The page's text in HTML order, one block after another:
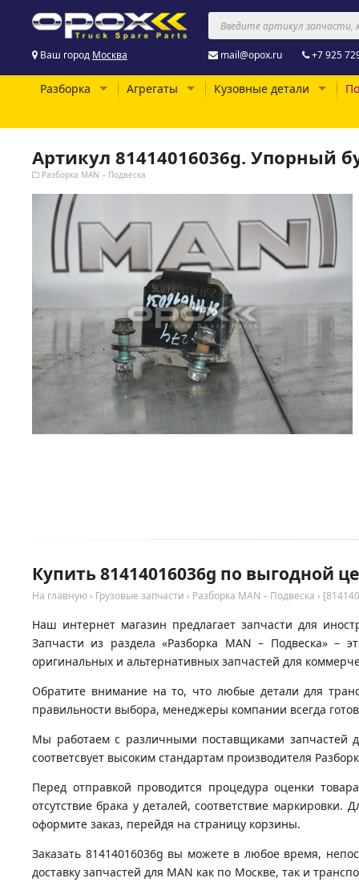
Ваш город Москва mail@opox.ru +7 925
Разборка Агрегаты Кузовные детали
Артикул 81414016036g. Упорный
Разборка MAN – Подвеска
Купить 81414016036g по выгодной
На главную › Грузовые запчасти › Разборка MAN – Подвеска ›
Наш интернет магазин предлагает запчасти для
Запчасти из раздела «Разборка MAN – Подвеска» –
оригинальных и альтернативных запчастей для
Обратите внимание на то, что любые детали для
правильности выбора, менеджеры компании всегда
Мы работаем с различными поставщиками запчастей
соответсвует высоким стандартам производителя
Перед отправкой проводится процедура оценки
отсутствие брака у деталей, соответствие
оформите заказ, перейдя на страницу корзины.
Заказать 81414016036g вы можете в любое время,
доставку запчастей для MAN как по Москве, так и